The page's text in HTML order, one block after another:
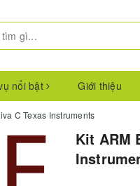
nổi bật Giới thiệu
C Texas Instruments
Kit ARM